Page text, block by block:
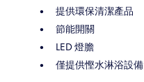
提供環保清潔產品
節能開關
LED 燈膽
僅提供慳水淋浴設備